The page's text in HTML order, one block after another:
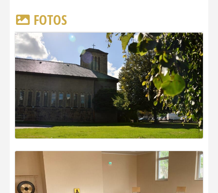
FOTOS